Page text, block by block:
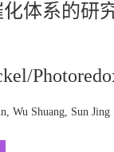
体系的研
Wu Shuang, Sun